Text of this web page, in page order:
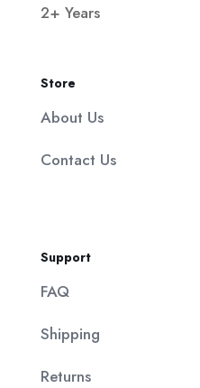
2+ Years
Store
About Us
Contact Us
Support
FAQ
Shipping
Returns